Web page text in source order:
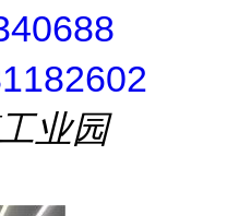
业园